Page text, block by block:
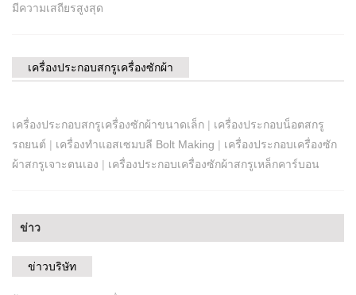
มีความเสถียรสูงสุด
เครื่องประกอบสกรูเครื่องซักผ้า
เครื่องประกอบสกรูเครื่องซักผ้าขนาดเล็ก | เครื่องประกอบน็อตสกรู
รถยนต์ | เครื่องทำแอสเซมบลี Bolt Making | เครื่องประกอบเครื่องซัก
ผ้าสกรูเจาะตนเอง | เครื่องประกอบเครื่องซักผ้าสกรูเหล็กคาร์บอน
ข่าว
ข่าวบริษัท